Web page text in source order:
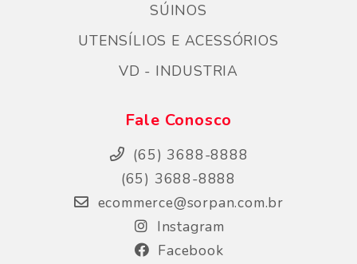
SÚINOS
UTENSÍLIOS E ACESSÓRIOS
VD - INDUSTRIA
Fale Conosco
(65) 3688-8888
(65) 3688-8888
ecommerce@sorpan.com.br
Instagram
Facebook